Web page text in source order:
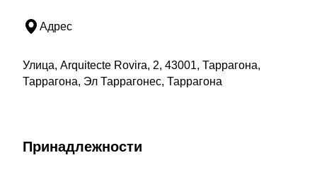
Адрес
Улица, Arquitecte Rovira, 2, 43001, Таррагона,
Таррагона, Эл Таррагонес, Таррагона
Принадлежности